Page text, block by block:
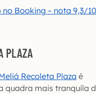
no Booking – nota 9,3/10
PLAZA
Recoleta Plaza é
quadra mais tranquila